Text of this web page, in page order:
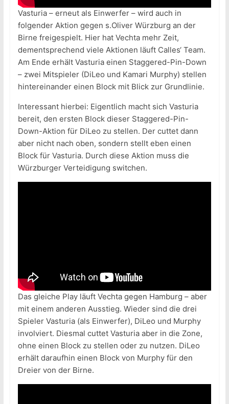
Vasturia – erneut als Einwerfer – wird auch in
folgender Aktion gegen s.Oliver Würzburg an der
Birne freigespielt. Hier hat Vechta mehr Zeit,
dementsprechend viele Aktionen läuft Calles‘ Team.
Am Ende erhält Vasturia einen Staggered-Pin-Down
– zwei Mitspieler (DiLeo und Kamari Murphy) stellen
hintereinander einen Block mit Blick zur Grundlinie.
Interessant hierbei: Eigentlich macht sich Vasturia
bereit, den ersten Block dieser Staggered-Pin-
Down-Aktion für DiLeo zu stellen. Der cuttet dann
aber nicht nach oben, sondern stellt eben einen
Block für Vasturia. Durch diese Aktion muss die
Würzburger Verteidigung switchen.
Das gleiche Play läuft Vechta gegen Hamburg – aber
mit einem anderen Ausstieg. Wieder sind die drei
Spieler Vasturia (als Einwerfer), DiLeo und Murphy
involviert. Diesmal cuttet Vasturia aber in die Zone,
ohne einen Block zu stellen oder zu nutzen. DiLeo
erhält daraufhin einen Block von Murphy für den
Dreier von der Birne.